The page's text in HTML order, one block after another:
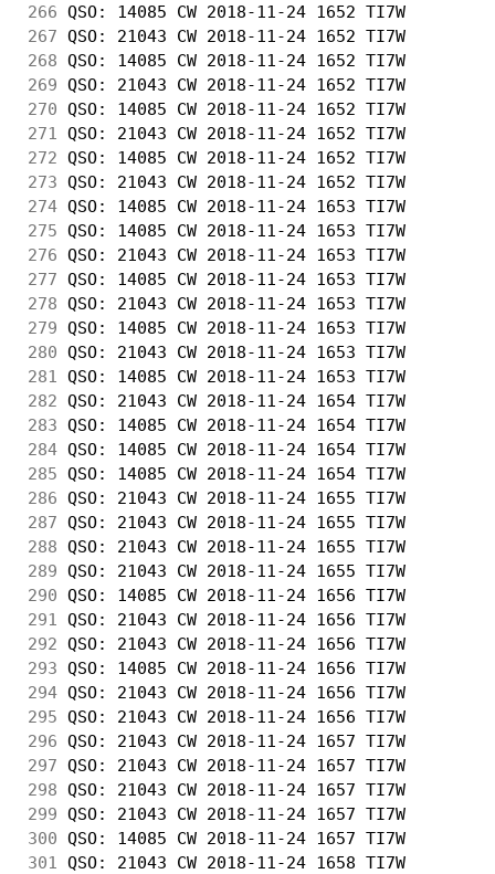
266 QSO: 14085 CW 2018-11-24 1652 TI7W
267 QSO: 21043 CW 2018-11-24 1652 TI7W
268 QSO: 14085 CW 2018-11-24 1652 TI7W
269 QSO: 21043 CW 2018-11-24 1652 TI7W
270 QSO: 14085 CW 2018-11-24 1652 TI7W
271
QSO: 21043 CW 2018-11-24 1652 TI7W
272 QSO: 14085 CW 2018-11-24 1652 TI7W
273 QSO: 21043 CW 2018-11-24 1652 TI7W
274 QSO: 14085 CW 2018-11-24 1653 TI7W
275 QSO: 14085 CW 2018-11-24 1653 TI7W
276 QSO: 21043 CW 2018-11-24 1653 TI7W
277 QSO: 14085 CW 2018-11-24 1653 TI7W
278 QSO: 21043 CW 2018-11-24 1653 TI7W
279 QSO: 14085 CW 2018-11-24 1653 TI7W
280 QSO: 21043 CW 2018-11-24 1653 TI7W
281
QSO: 14085 CW 2018-11-24 1653 TI7W
282 QSO: 21043 CW 2018-11-24 1654 TI7W
283 QSO: 14085 CW 2018-11-24 1654 TI7W
284 QSO: 14085 CW 2018-11-24 1654 TI7W
285 QSO: 14085 CW 2018-11-24 1654 TI7W
286 QSO: 21043 CW 2018-11-24 1655 TI7W
287 QSO: 21043 CW 2018-11-24 1655 TI7W
288 QSO: 21043 CW 2018-11-24 1655 TI7W
289 QSO: 21043 CW 2018-11-24 1655 TI7W
290 QSO: 14085 CW 2018-11-24 1656 TI7W
291
QSO: 21043 CW 2018-11-24 1656 TI7W
292 QSO: 21043 CW 2018-11-24 1656 TI7W
293 QSO: 14085 CW 2018-11-24 1656 TI7W
294 QSO: 21043 CW 2018-11-24 1656 TI7W
295 QSO: 21043 CW 2018-11-24 1656 TI7W
296 QSO: 21043 CW 2018-11-24 1657 TI7W
297 QSO: 21043 CW 2018-11-24 1657 TI7W
298 QSO: 21043 CW 2018-11-24 1657 TI7W
299 QSO: 21043 CW 2018-11-24 1657 TI7W
300 QSO: 14085 CW 2018-11-24 1657 TI7W
301
QSO: 21043 CW 2018-11-24 1658 TI7W